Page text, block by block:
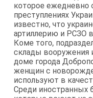
которое ежедневно
преступлениях
известно, что
артиллерию и РСЗО
Коме того,
склады вооружения
доме города
женщин с
используют в
Среди иностранных